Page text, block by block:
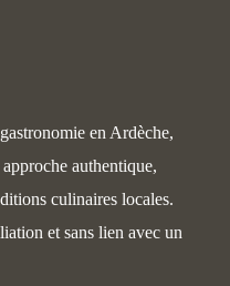
en Ardèche,
authentique,
culinaires locales.
et sans lien avec un